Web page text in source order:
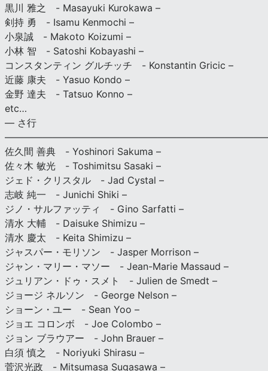
黒川 雅之 - Masayuki Kurokawa –
剣持 勇 - Isamu Kenmochi –
小泉誠 - Makoto Koizumi –
小林 智 - Satoshi Kobayashi –
コンスタンティン グルチッチ - Konstantin Gricic –
近藤 康夫 - Yasuo Kondo –
金野 達夫 - Tatsuo Konno –
etc…
— さ行
佐久間 善典 - Yoshinori Sakuma –
佐々木 敏光 - Toshimitsu Sasaki –
ジェド・クリスタル - Jad Cystal –
志岐 純一 - Junichi Shiki –
ジノ・サルファッティ - Gino Sarfatti –
清水 大輔 - Daisuke Shimizu –
清水 慶太 - Keita Shimizu –
ジャスパー・モリソン - Jasper Morrison –
ジャン・マリー・マソー - Jean-Marie Massaud –
ジュリアン・ドゥ・スメト - Julien de Smedt –
ジョージ ネルソン - George Nelson –
ショーン・ユー - Sean Yoo –
ジョエ コロンボ - Joe Colombo –
ジョン ブラウアー - John Brauer –
白須 慎之 - Noriyuki Shirasu –
菅沢光政 - Mitsumasa Sugasawa –